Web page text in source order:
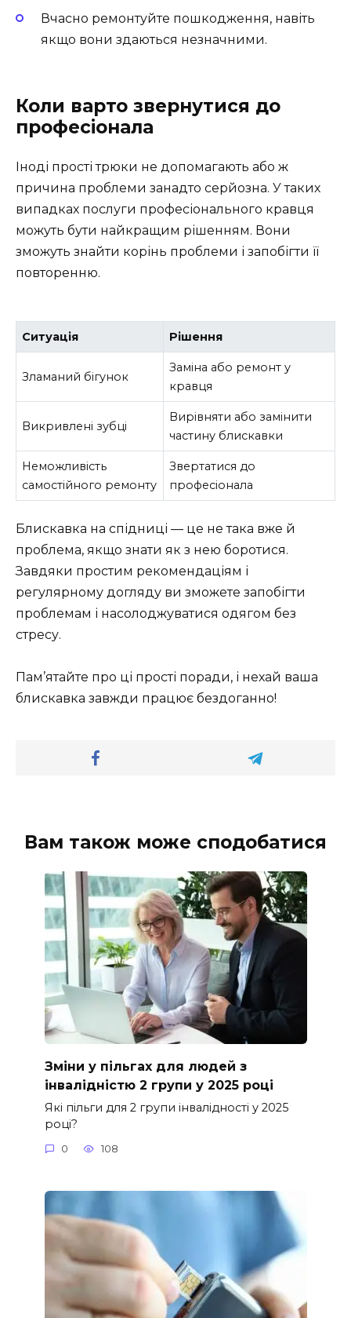
Вчасно ремонтуйте пошкодження, навіть
якщо вони здаються незначними.
Коли варто звернутися до
професіонала
Іноді прості трюки не допомагають або ж
причина проблеми занадто серйозна. У таких
випадках послуги професіонального кравця
можуть бути найкращим рішенням. Вони
зможуть знайти корінь проблеми і запобігти її
повторенню.
Ситуація Рішення
Зламаний бігунок
Заміна або ремонт у
кравця
Викривлені зубці
Вирівняти або замінити
частину блискавки
Неможливість
самостійного ремонту
Звертатися до
професіонала
Блискавка на спідниці — це не така вже й
проблема, якщо знати як з нею боротися.
Завдяки простим рекомендаціям і
регулярному догляду ви зможете запобігти
проблемам і насолоджуватися одягом без
стресу.
Пам’ятайте про ці прості поради, і нехай ваша
блискавка завжди працює бездоганно!
Вам також може сподобатися
Зміни у пільгах для людей з
інвалідністю 2 групи у 2025 році
Які пільги для 2 групи інвалідності у 2025
році?
0 108